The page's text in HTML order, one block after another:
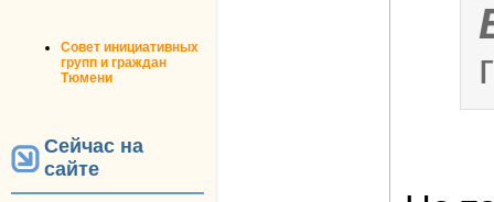
Совет инициативных
групп и граждан
Тюмени
Сейчас на
сайте